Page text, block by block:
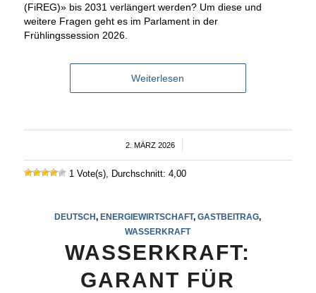
(FiREG)» bis 2031 verlängert werden? Um diese und
weitere Fragen geht es im Parlament in der
Frühlingssession 2026.
Weiterlesen
2. MÄRZ 2026
/
1 Vote(s), Durchschnitt: 4,00
DEUTSCH, ENERGIEWIRTSCHAFT,GASTBEITRAG,
WASSERKRAFT
WASSERKRAFT:
GARANT FÜR